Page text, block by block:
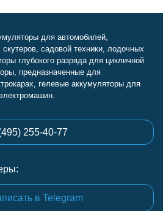
для автомобилей,
садовой техники, лодочных
глубокого разряда для цикличной
предназначенные для
гелевые аккумуляторы для
255-40-77
в Telegram